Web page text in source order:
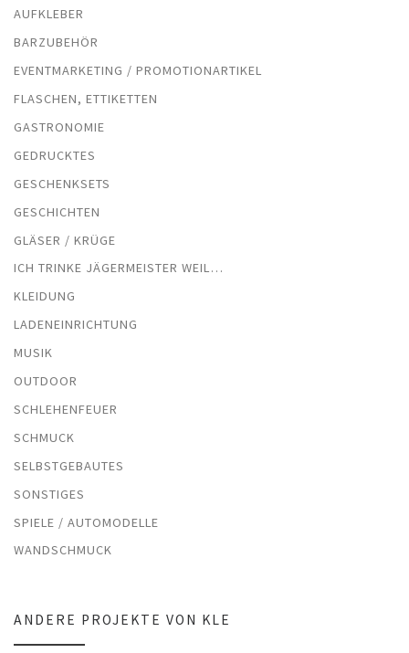
AUFKLEBER
BARZUBEHÖR
EVENTMARKETING / PROMOTIONARTIKEL
FLASCHEN, ETTIKETTEN
GASTRONOMIE
GEDRUCKTES
GESCHENKSETS
GESCHICHTEN
GLÄSER / KRÜGE
ICH TRINKE JÄGERMEISTER WEIL…
KLEIDUNG
LADENEINRICHTUNG
MUSIK
OUTDOOR
SCHLEHENFEUER
SCHMUCK
SELBSTGEBAUTES
SONSTIGES
SPIELE / AUTOMODELLE
WANDSCHMUCK
ANDERE PROJEKTE VON KLE